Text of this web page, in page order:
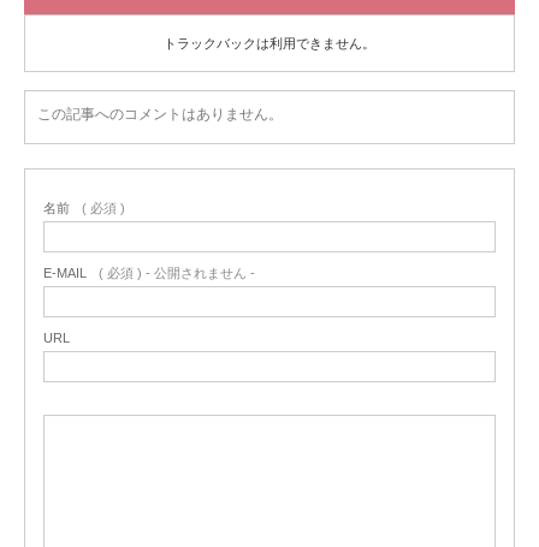
トラックバックは利用できません。
この記事へのコメントはありません。
名前 ( 必須 )
E-MAIL ( 必須 ) - 公開されません -
URL